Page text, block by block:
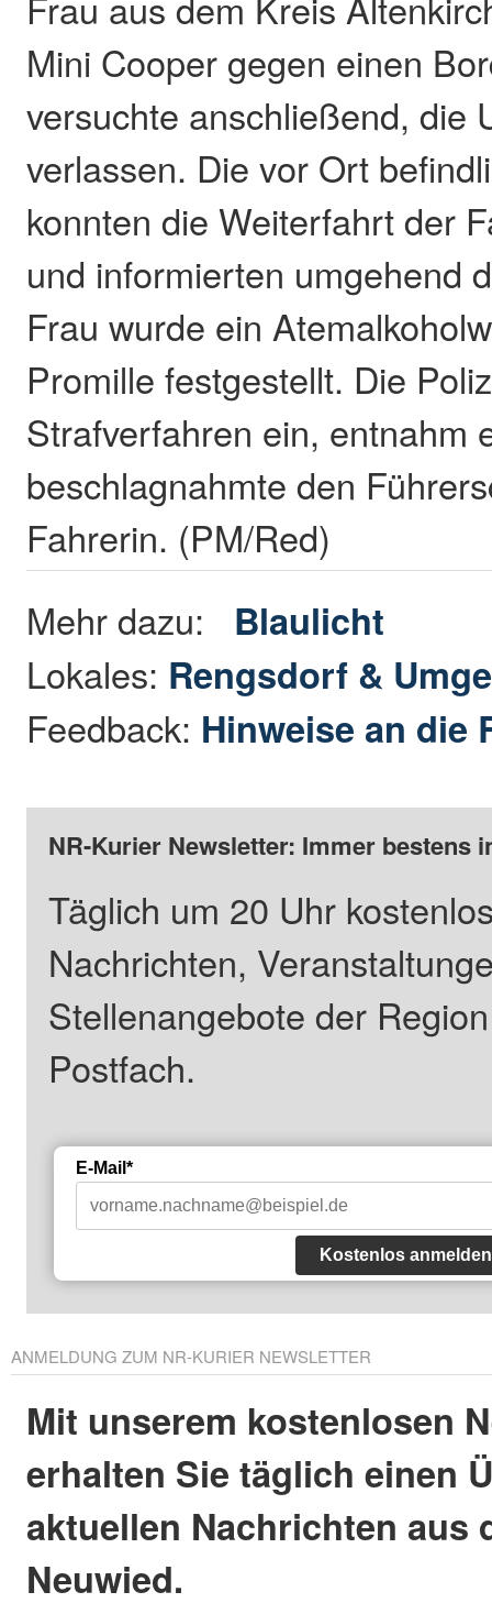
Mini Cooper gegen einen
versuchte anschließend, die
verlassen. Die vor Ort
konnten die Weiterfahrt der
und informierten umgehend
Frau wurde ein
Promille festgestellt. Die
Strafverfahren ein, entnahm
beschlagnahmte den
Fahrerin. (PM/Red)
Mehr dazu: Blaulicht
Lokales: Rengsdorf &
Feedback: Hinweise an die
NR-Kurier Newsletter: Immer bestens
Täglich um 20 Uhr
Nachrichten,
Stellenangebote der
Postfach.
E-Mail*
Kostenlos anmelden
ANMELDUNG ZUM NR-KURIER NEWSLETTER
Mit unserem kostenlosen
erhalten Sie täglich einen
aktuellen Nachrichten aus
Neuwied.